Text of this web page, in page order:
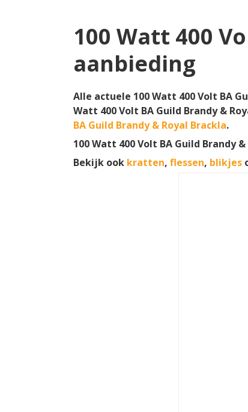
100 Watt 400
aanbieding
Alle actuele 100 Watt 400 Volt BA
Watt 400 Volt BA Guild Brandy &
BA Guild Brandy & Royal Brackla.
100 Watt 400 Volt BA Guild Brandy
Bekijk ook kratten, flessen, blikjes